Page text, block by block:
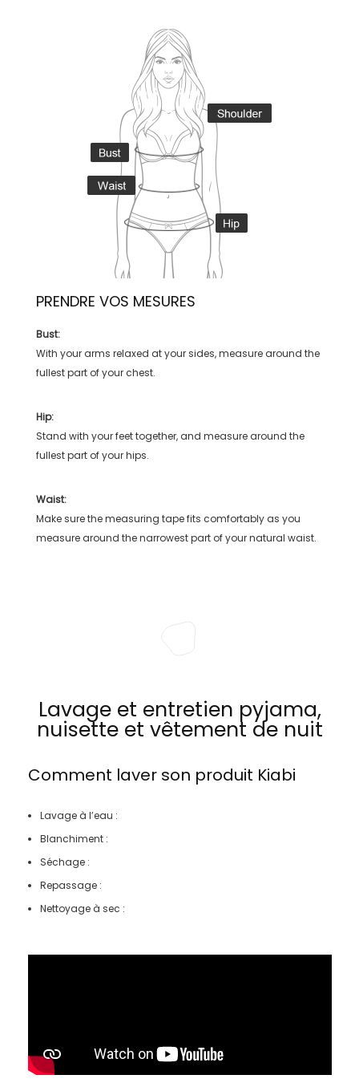
PRENDRE VOS MESURES
Bust:
With your arms relaxed at your sides, measure around the
fullest part of your chest.
Hip:
Stand with your feet together, and measure around the
fullest part of your hips.
Waist:
Make sure the measuring tape fits comfortably as you
measure around the narrowest part of your natural waist.
Lavage et entretien pyjama,
nuisette et vêtement de nuit
Comment laver son produit Kiabi
Lavage à l’eau :
Blanchiment :
Séchage :
Repassage :
Nettoyage à sec :